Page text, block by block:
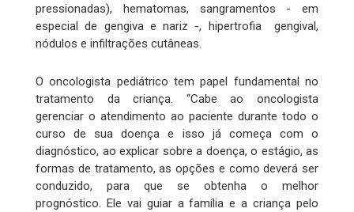
pressionadas), hematomas, sangramentos - em
especial de gengiva e nariz -, hipertrofia gengival,
nódulos e infiltrações cutâneas.
O oncologista pediátrico tem papel fundamental no
tratamento da criança. “Cabe ao oncologista
gerenciar o atendimento ao paciente durante todo o
curso de sua doença e isso já começa com o
diagnóstico, ao explicar sobre a doença, o estágio, as
formas de tratamento, as opções e como deverá ser
conduzido, para que se obtenha o melhor
prognóstico. Ele vai guiar a família e a criança pelo